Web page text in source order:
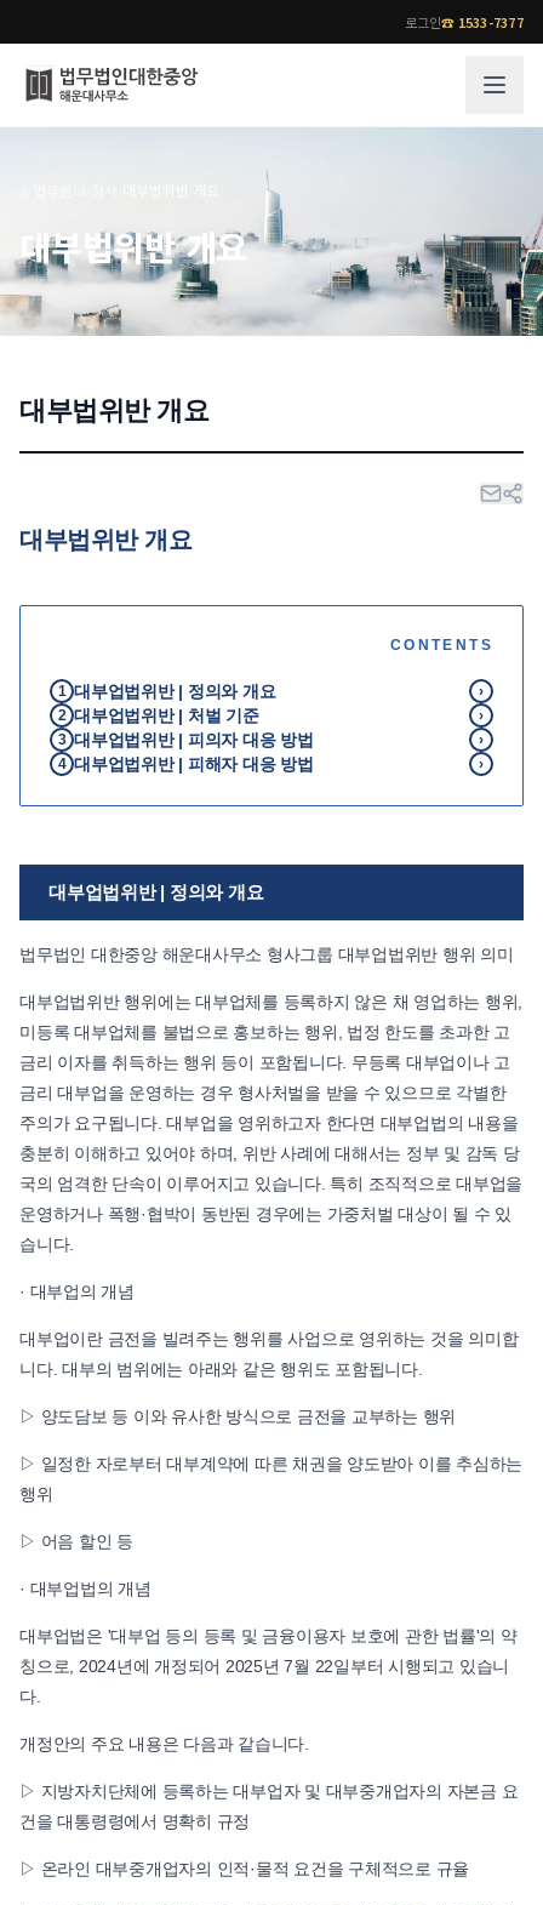
로그인☎ 1533-7377
법무법인 대한중앙의 강점
오시는 길
기업 인사이트
사례분석/최신동향
업무분야
소식/자료
법률서식
뉴스레터/브로슈어
대부법위반 개요
대부법위반 개요
대부법위반 개요
CONTENTS
1 대부업법위반 | 정의와 개요
›
2 대부업법위반 | 처벌 기준
›
3 대부업법위반 | 피의자 대응 방법
›
4 대부업법위반 | 피해자 대응 방법 ›
대부업법위반 | 정의와 개요
법무법인 대한중앙 해운대사무소 형사그룹 대부업법위반 행위 의미
대부업법위반 행위에는 대부업체를 등록하지 않은 채 영업하는 행위,
미등록 대부업체를 불법으로 홍보하는 행위, 법정 한도를 초과한 고
금리 이자를 취득하는 행위 등이 포함됩니다. 무등록 대부업이나 고
금리 대부업을 운영하는 경우 형사처벌을 받을 수 있으므로 각별한
주의가 요구됩니다. 대부업을 영위하고자 한다면 대부업법의 내용을
충분히 이해하고 있어야 하며, 위반 사례에 대해서는 정부 및 감독 당
국의 엄격한 단속이 이루어지고 있습니다. 특히 조직적으로 대부업을
운영하거나 폭행·협박이 동반된 경우에는 가중처벌 대상이 될 수 있
습니다.
· 대부업의 개념
대부업이란 금전을 빌려주는 행위를 사업으로 영위하는 것을 의미합
니다. 대부의 범위에는 아래와 같은 행위도 포함됩니다.
▷ 양도담보 등 이와 유사한 방식으로 금전을 교부하는 행위
▷ 일정한 자로부터 대부계약에 따른 채권을 양도받아 이를 추심하는
행위
▷ 어음 할인 등
· 대부업법의 개념
대부업법은 '대부업 등의 등록 및 금융이용자 보호에 관한 법률'의 약
칭으로, 2024년에 개정되어 2025년 7월 22일부터 시행되고 있습니
다.
개정안의 주요 내용은 다음과 같습니다.
▷ 지방자치단체에 등록하는 대부업자 및 대부중개업자의 자본금 요
건을 대통령령에서 명확히 규정
▷ 온라인 대부중개업자의 인적·물적 요건을 구체적으로 규율